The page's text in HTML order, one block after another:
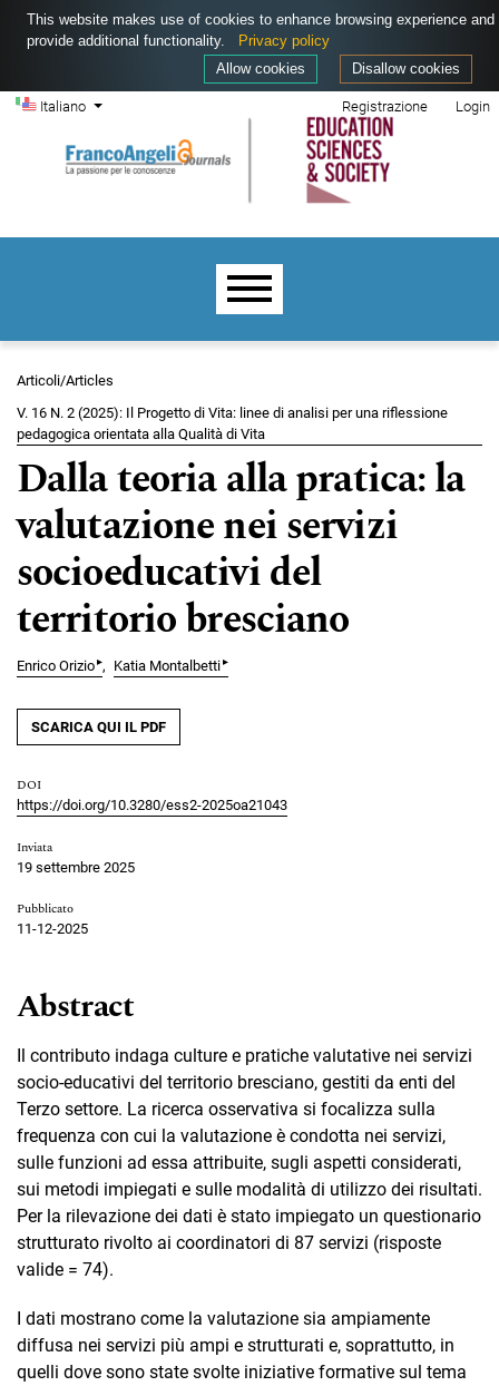
Salta al menu principale di navigazione
Salta al contenuto principale
Salta al piè di pagina del sito
Cambia la lingua. La lingua corrente è:
Italiano
Menu di amministrazione
Registrazione Login
Menu principale
Articoli/Articles
V. 16 N. 2 (2025): Il Progetto di Vita: linee di analisi per una riflessione
pedagogica orientata alla Qualità di Vita
Dalla teoria alla pratica: la
valutazione nei servizi
socioeducativi del
territorio bresciano
Enrico Orizio▸ Katia Montalbetti▸
SCARICA QUI IL PDF
DOI
https://doi.org/10.3280/ess2-2025oa21043
Inviata
19 settembre 2025
Pubblicato
11-12-2025
Abstract
Il contributo indaga culture e pratiche valutative nei servizi
socio-educativi del territorio bresciano, gestiti da enti del
Terzo settore. La ricerca osservativa si focalizza sulla
frequenza con cui la valutazione è condotta nei servizi,
sulle funzioni ad essa attribuite, sugli aspetti considerati,
sui metodi impiegati e sulle modalità di utilizzo dei risultati.
Per la rilevazione dei dati è stato impiegato un questionario
strutturato rivolto ai coordinatori di 87 servizi (risposte
valide = 74).
I dati mostrano come la valutazione sia ampiamente
diffusa nei servizi più ampi e strutturati e, soprattutto, in
quelli dove sono state svolte iniziative formative sul tema
This website makes use of cookies to enhance browsing experience and
provide additional functionality.
Privacy policy
Disallow cookies
Allow cookies